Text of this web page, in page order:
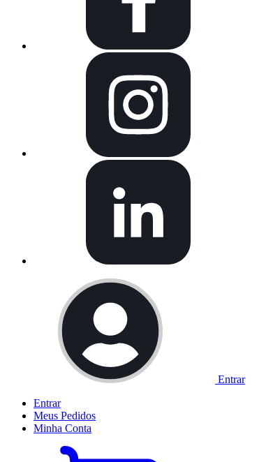
Entrar
Entrar
Meus Pedidos
Minha Conta